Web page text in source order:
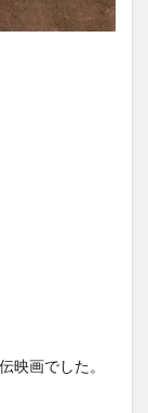
映画でした。